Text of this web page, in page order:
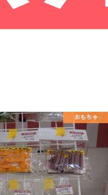
おもちゃ